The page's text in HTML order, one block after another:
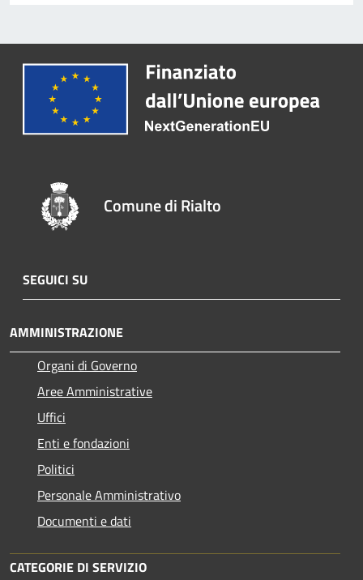
Comune di Rialto
SEGUICI SU
AMMINISTRAZIONE
Organi di Governo
Aree Amministrative
Uffici
Enti e fondazioni
Politici
Personale Amministrativo
Documenti e dati
CATEGORIE DI SERVIZIO